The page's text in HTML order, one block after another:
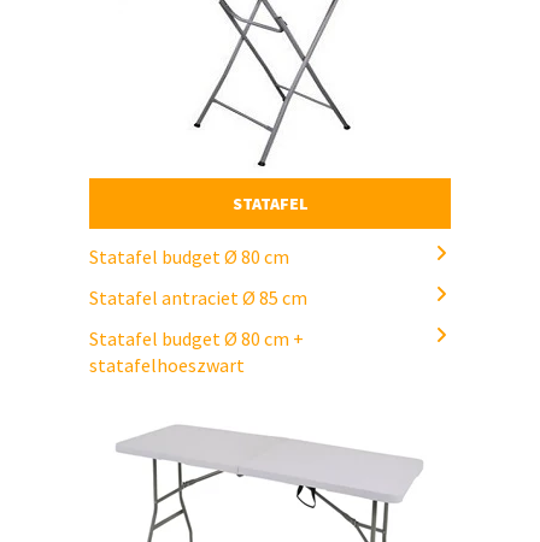
STATAFEL
Statafel budget Ø 80 cm
Statafel antraciet Ø 85 cm
Statafel budget Ø 80 cm +
statafelhoeszwart